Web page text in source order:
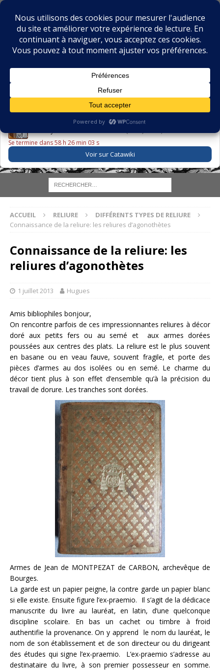
BIBLIOPHILIE.COM
LE BLOG DU BIBLIOPHILE, DES BIBLIOPHILES, DE LA
LE LIVRE DU JOUR
Se termine dans 58 h 26 min 02 s
Voir sur Catawiki
ACCUEIL RELIURE
DIFFÉRENTS TYPES DE RELIURE
Connaissance de la reliure: les reliures d’agonothètes
Connaissance de la reliure: les
reliures d’agonothètes
1 juillet 2013 Hugues
Amis bibliophiles bonjour,
On rencontre parfois de ces impressionnantes reliures à décor
doré aux petits fers ou au semé et aux armes dorées
poussées aux centres des plats. La reliure est le plus souvent
en basane ou en veau fauve, souvent fragile, et porte des
pièces d’armes au dos isolées ou en semé. Le charme du
décor tient plus à son effet d’ensemble qu’à la précision du
travail de dorure. Les tranches sont dorées.
Armes de Jean de MONTPEZAT de CARBON, archevêque de
Bourges.
La garde est un papier peigne, la contre garde un papier blanc
si elle existe. Ensuite figure l’ex-praemio. Il s’agit de la dédicace
manuscrite du livre au lauréat, en latin, d’une quelconque
discipline scolaire. En bas un cachet ou timbre à froid
authentifie la provenance. On y apprend le nom du lauréat, le
nom de son établissement et de son directeur ou du dirigeant
des études qui signe l’ex-praemio. L’ex-praemio s’adresse au
destinataire du livre, à son premier possesseur en somme.